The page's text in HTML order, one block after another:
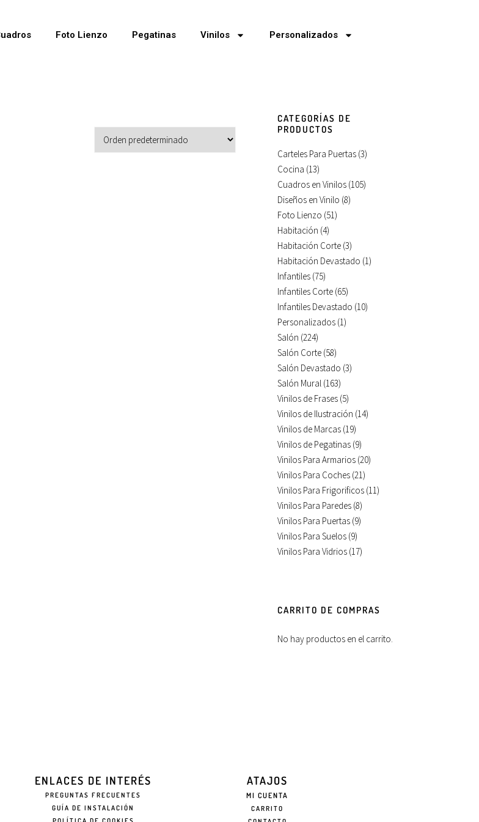
Foto Lienzo Pegatinas Vinilos Personalizados
CATEGORÍAS DE
PRODUCTOS
Carteles Para Puertas (3)
Cocina (13)
Cuadros en Vinilos (105)
Diseños en Vinilo (8)
Foto Lienzo (51)
Habitación (4)
Habitación Corte (3)
Habitación Devastado (1)
Infantiles (75)
Infantiles Corte (65)
Infantiles Devastado (10)
Personalizados (1)
Salón (224)
Salón Corte (58)
Salón Devastado (3)
Salón Mural (163)
Vinilos de Frases (5)
Vinilos de Ilustración (14)
Vinilos de Marcas (19)
Vinilos de Pegatinas (9)
Vinilos Para Armarios (20)
Vinilos Para Coches (21)
Vinilos Para Frigorificos (11)
Vinilos Para Paredes (8)
Vinilos Para Puertas (9)
Vinilos Para Suelos (9)
Vinilos Para Vidrios (17)
CARRITO DE COMPRAS
No hay productos en el carrito.
ENLACES DE INTERÉS
PREGUNTAS FRECUENTES
GUÍA DE INSTALACIÓN
ATAJOS
MI CUENTA
CARRITO